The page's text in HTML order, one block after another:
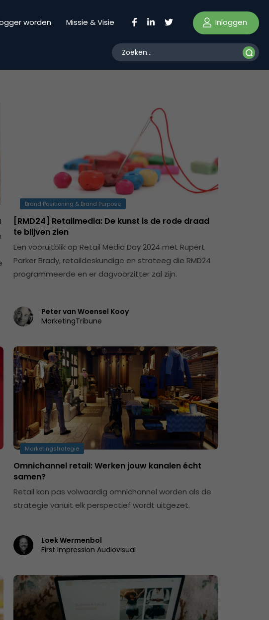
worden Missie & Visie Inloggen
Brand Positioning & Brand Purpose
[RMD24] Retailmedia: De kunst is de rode draad
te blijven zien
Een vooruitblik op Retail Media Day 2024 met Rupert
Parker Brady, retaildeskundige en strateeg die RMD24
programmeerde en er dagvoorzitter zal zijn.
Peter van Woensel Kooy
MarketingTribune
Marketingstrategie
Omnichannel retail: Werken jouw kanalen écht
samen?
Retail kan pas volwaardig omnichannel worden als de
strategie vanuit elk perspectief wordt uitgezet.
Loek Wermenbol
First Impression Audiovisual